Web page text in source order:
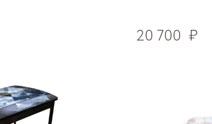
20 700 ₽